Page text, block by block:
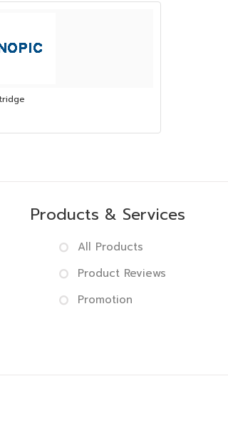
Products & Services
All Products
Product Reviews
Promotion